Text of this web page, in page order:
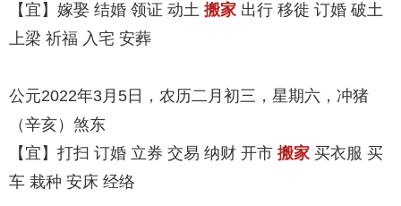
【宜】嫁娶 结婚 领证 动土 搬家 出行 移徙 订婚 破土
上梁 祈福 入宅 安葬
公元2022年3月5日，农历二月初三，星期六，冲猪
（辛亥）煞东
【宜】打扫 订婚 立券 交易 纳财 开市 搬家 买衣服 买
车 栽种 安床 经络